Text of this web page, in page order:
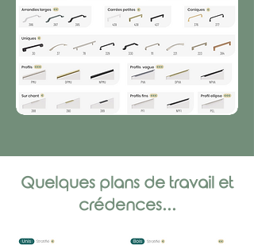
Quelques plans de travail et
crédences...